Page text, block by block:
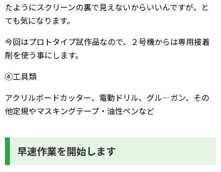
たようにスクリーンの裏で見えないからいいんですが、と
ても気になります。
今回はプロトタイプ試作品なので、２号機からは専用接着
剤を使う事にします。
④工具類
アクリルボードカッター、電動ドリル、グル―ガン、その
他定規やマスキングテープ・油性ペンなど
早速作業を開始します